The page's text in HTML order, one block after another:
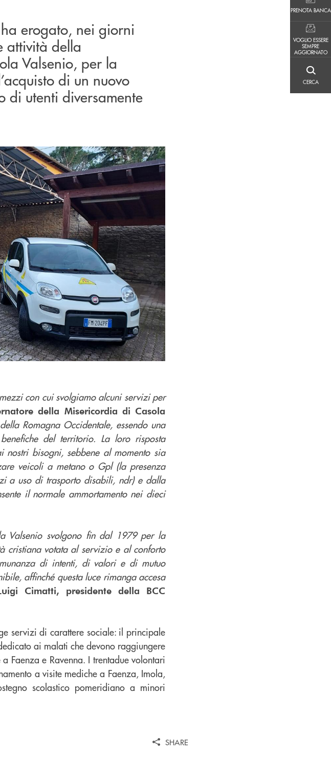
PRENOTA BANCA
VOGLIO ESSERE
SEMPRE
AGGIORNATO
CERCA
erogato, nei giorni
attività della
Valsenio, per la
di un nuovo
di utenti diversamente
con cui svolgiamo alcuni servizi per
della Misericordia di Casola
Romagna Occidentale, essendo una
del territorio. La loro risposta
bisogni, sebbene al momento sia
veicoli a metano o Gpl (la presenza
a uso di trasporto disabili, ndr) e dalla
il normale ammortamento nei dieci
Valsenio svolgono fin dal 1979 per la
cristiana votata al servizio e al conforto
di intenti, di valori e di mutuo
affinché questa luce rimanga accesa
Cimatti, presidente della BCC
servizi di carattere sociale: il principale
ai malati che devono raggiungere
Faenza e Ravenna. I trentadue volontari
a visite mediche a Faenza, Imola,
scolastico pomeridiano a minori
SHARE